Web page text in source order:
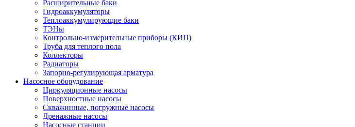
Расширительные баки
Гидроаккумуляторы
Теплоаккумулирующие баки
ТЭНы
Контрольно-измерительные приборы (КИП)
Труба для теплого пола
Коллекторы
Радиаторы
Запорно-регулирующая арматура
Насосное оборудование
Циркуляционные насосы
Поверхностные насосы
Скважинные, погружные насосы
Дренажные насосы
Насосные станции